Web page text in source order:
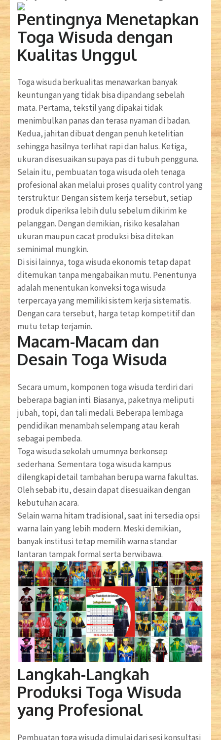
Pentingnya Menetapkan
Toga Wisuda dengan
Kualitas Unggul
Toga wisuda berkualitas menawarkan banyak
keuntungan yang tidak bisa dipandang sebelah
mata. Pertama, tekstil yang dipakai tidak
menimbulkan panas dan terasa nyaman di badan.
Kedua, jahitan dibuat dengan penuh ketelitian
sehingga hasilnya terlihat rapi dan halus. Ketiga,
ukuran disesuaikan supaya pas di tubuh pengguna.
Selain itu, pembuatan toga wisuda oleh tenaga
profesional akan melalui proses quality control yang
terstruktur. Dengan sistem kerja tersebut, setiap
produk diperiksa lebih dulu sebelum dikirim ke
pelanggan. Dengan demikian, risiko kesalahan
ukuran maupun cacat produksi bisa ditekan
seminimal mungkin.
Di sisi lainnya, toga wisuda ekonomis tetap dapat
ditemukan tanpa mengabaikan mutu. Penentunya
adalah menentukan konveksi toga wisuda
terpercaya yang memiliki sistem kerja sistematis.
Dengan cara tersebut, harga tetap kompetitif dan
mutu tetap terjamin.
Macam-Macam dan
Desain Toga Wisuda
Secara umum, komponen toga wisuda terdiri dari
beberapa bagian inti. Biasanya, paketnya meliputi
jubah, topi, dan tali medali. Beberapa lembaga
pendidikan menambah selempang atau kerah
sebagai pembeda.
Toga wisuda sekolah umumnya berkonsep
sederhana. Sementara toga wisuda kampus
dilengkapi detail tambahan berupa warna fakultas.
Oleh sebab itu, desain dapat disesuaikan dengan
kebutuhan acara.
Selain warna hitam tradisional, saat ini tersedia opsi
warna lain yang lebih modern. Meski demikian,
banyak institusi tetap memilih warna standar
lantaran tampak formal serta berwibawa.
Langkah-Langkah
Produksi Toga Wisuda
yang Profesional
Pembuatan toga wisuda dimulai dari sesi konsultasi